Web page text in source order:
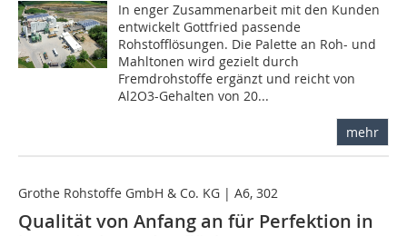
In enger Zusammenarbeit mit den Kunden
entwickelt Gottfried passende
Rohstofflösungen. Die Palette an Roh- und
Mahltonen wird gezielt durch
Fremdrohstoffe ergänzt und reicht von
Al2O3-Gehalten von 20...
mehr
Grothe Rohstoffe GmbH & Co. KG | A6, 302
Qualität von Anfang an für Perfektion in